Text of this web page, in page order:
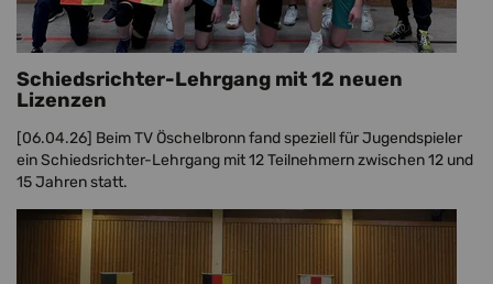
Schiedsrichter-Lehrgang mit 12 neuen
Lizenzen
[06.04.26] Beim TV Öschelbronn fand speziell für Jugendspieler
ein Schiedsrichter-Lehrgang mit 12 Teilnehmern zwischen 12 und
15 Jahren statt.